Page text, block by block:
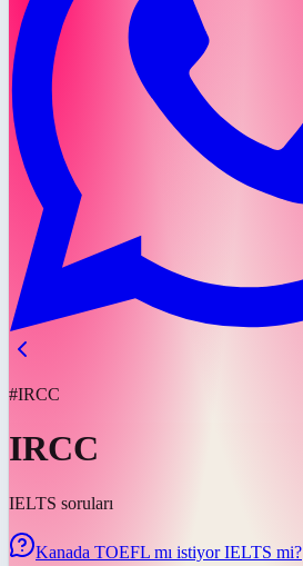
#IRCC
IRCC
IELTS soruları
Kanada TOEFL mı istiyor IELTS mi?